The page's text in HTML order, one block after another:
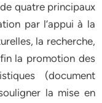
quatre principaux
par l’appui à la
la recherche,
la promotion des
(document
la mise en